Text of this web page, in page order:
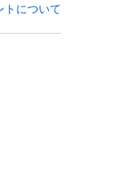
トについて